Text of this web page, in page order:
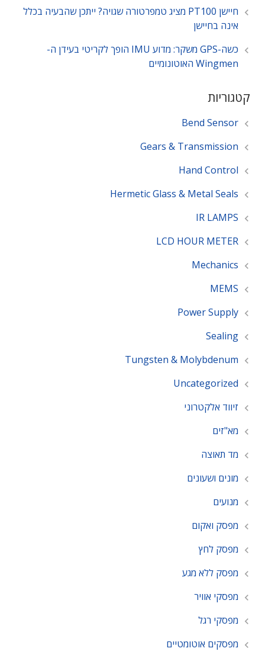
חיישן PT100 מציג טמפרטורה שגויה? ייתכן שהבעיה בכלל
אינה בחיישן
כשה-GPS משקר: מדוע IMU הופך לקריטי בעידן ה-
Wingmen האוטונומיים
קטגוריות
Bend Sensor
Gears & Transmission
Hand Control
Hermetic Glass & Metal Seals
IR LAMPS
LCD HOUR METER
Mechanics
MEMS
Power Supply
Sealing
Tungsten & Molybdenum
Uncategorized
זיווד אלקטרוני
מא"זים
מד תאוצה
מונים ושעונים
מנועים
מפסק ואקום
מפסק לחץ
מפסק ללא מגע
מפסקי אוויר
מפסקי רגל
מפסקים אוטומטיים